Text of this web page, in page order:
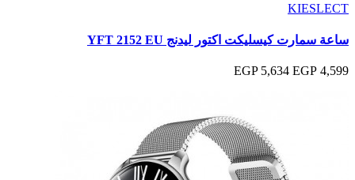
KIESLECT
ساعة سمارت كيسليكت اكتور ليدنج YFT 2152 EU
4,599 EGP
5,634 EGP